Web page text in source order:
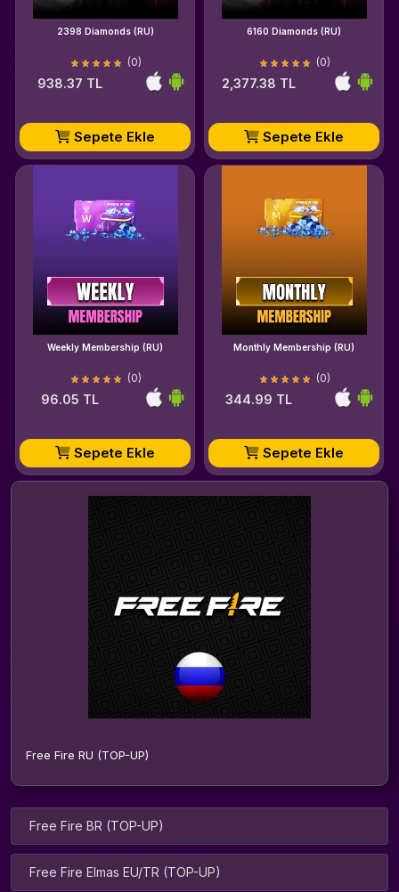
2398 Diamonds (RU)
(0)
938.37 TL
Sepete Ekle
6160 Diamonds (RU)
(0)
2,377.38 TL
Sepete Ekle
Weekly Membership (RU)
(0)
96.05 TL
Sepete Ekle
Monthly Membership (RU)
(0)
344.99 TL
Sepete Ekle
Free Fire RU (TOP-UP)
Free Fire BR (TOP-UP)
Free Fire Elmas EU/TR (TOP-UP)